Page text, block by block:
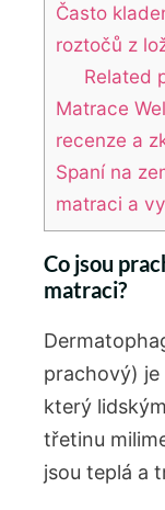
Často
roztočů z
Related
Matrace
recenze a
Spaní na
matraci a
Co jsou
matraci?
prachový)
který
třetinu
jsou teplá a